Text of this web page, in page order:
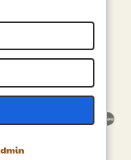
Fabrics,
2021